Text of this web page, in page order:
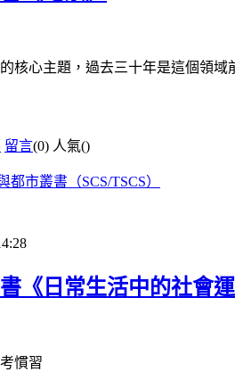
心主題，過去三十年是這個領域
留言(0) 人氣()
都市叢書（SCS/TSCS）
《日常生活中的社會運
慣習